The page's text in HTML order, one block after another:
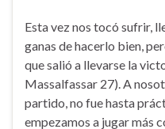
Esta vez nos tocó sufrir,
ganas de hacerlo bien,
que salió a llevarse la
Massalfassar 27). A
partido, no fue hasta
empezamos a jugar más